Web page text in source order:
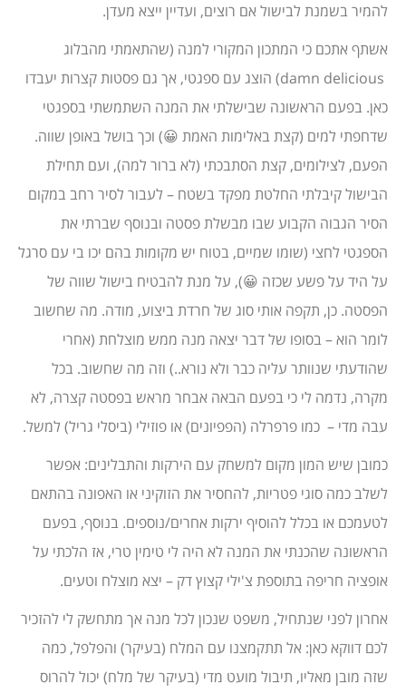
להמיר בשמנת לבישול אם רוצים, ועדיין ייצא מעדן.
אשתף אתכם כי המתכון המקורי למנה (שהתאמתי מהבלוג
damn delicious) הוצג עם ספגטי, אך גם פסטות קצרות יעבדו
כאן. בפעם הראשונה שבישלתי את המנה השתמשתי בספגטי
שדחפתי למים (קצת באלימות האמת 😀) וכך בושל באופן שווה.
הפעם, לצילומים, קצת הסתבכתי (לא ברור למה), ועם תחילת
הבישול קיבלתי החלטת מפקד בשטח – לעבור לסיר רחב במקום
הסיר הגבוה הקבוע שבו מבשלת פסטה ובנוסף שברתי את
הספגטי לחצי (שומו שמיים, בטוח יש מקומות בהם יכו בי עם סרגל
על היד על פשע שכזה 😀), על מנת להבטיח בישול שווה של
הפסטה. כן, תקפה אותי סוג של חרדת ביצוע, מודה. מה שחשוב
לומר הוא – בסופו של דבר יצאה מנה ממש מוצלחת (אחרי
שהודעתי שנוותר עליה כבר ולא נורא..) וזה מה שחשוב. בכל
מקרה, נדמה לי כי בפעם הבאה אבחר מראש בפסטה קצרה, לא
עבה מדי – כמו פרפרלה (הפפיונים) או פוזילי (ביסלי גריל) למשל.
כמובן שיש המון מקום למשחק עם הירקות והתבלינים: אפשר
לשלב כמה סוגי פטריות, להחסיר את הזוקיני או האפונה בהתאם
לטעמכם או בכלל להוסיף ירקות אחרים/נוספים. בנוסף, בפעם
הראשונה שהכנתי את המנה לא היה לי טימין טרי, אז הלכתי על
אופציה חריפה בתוספת צ'ילי קצוץ דק – יצא מוצלח וטעים.
אחרון לפני שנתחיל, משפט שנכון לכל מנה אך מתחשק לי להזכיר
לכם דווקא כאן: אל תתקמצנו עם המלח (בעיקר) והפלפל, כמה
שזה מובן מאליו, תיבול מועט מדי (בעיקר של מלח) יכול להרוס